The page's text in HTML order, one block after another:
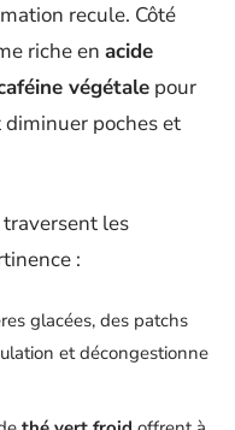
recule. Côté
riche en acide
végétale pour
poches et
les
:
glacées, des patchs
et décongestionne